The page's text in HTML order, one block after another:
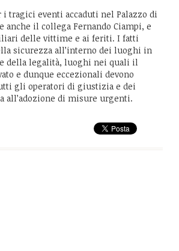
i tragici eventi accaduti nel Palazzo di
il collega Fernando Ciampi, e
delle vittime e ai feriti. I fatti
sicurezza all’interno dei luoghi in
della legalità, luoghi nei quali il
e dunque eccezionali devono
gli operatori di giustizia e dei
all’adozione di misure urgenti.